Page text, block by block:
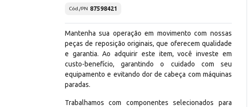
Cód./PN 87598421
Mantenha sua operação em movimento com nossas
peças de reposição originais, que oferecem qualidade
e garantia. Ao adquirir este item, você investe em
custo-benefício, garantindo o cuidado com seu
equipamento e evitando dor de cabeça com máquinas
paradas.
Trabalhamos com componentes selecionados para